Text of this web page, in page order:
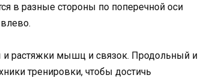
в разные стороны по поперечной оси
и растяжки мышц и связок. Продольный и
тренировки, чтобы достичь